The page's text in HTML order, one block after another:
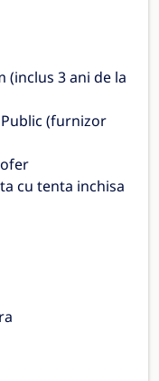
(inclus 3 ani de la
Public (furnizor
cu tenta inchisa